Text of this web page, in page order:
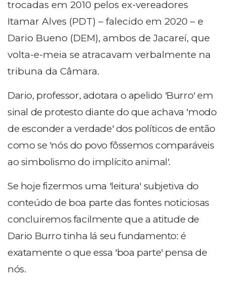
trocadas em 2010 pelos ex-vereadores
Itamar Alves (PDT) – falecido em 2020 – e
Dario Bueno (DEM), ambos de Jacareí, que
volta-e-meia se atracavam verbalmente na
tribuna da Câmara.
Dario, professor, adotara o apelido 'Burro' em
sinal de protesto diante do que achava 'modo
de esconder a verdade' dos políticos de então
como se 'nós do povo fôssemos comparáveis
ao simbolismo do implícito animal'.
Se hoje fizermos uma 'leitura' subjetiva do
conteúdo de boa parte das fontes noticiosas
concluiremos facilmente que a atitude de
Dario Burro tinha lá seu fundamento: é
exatamente o que essa 'boa parte' pensa de
nós.